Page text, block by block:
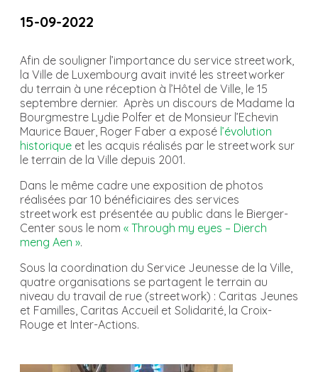
15-09-2022
Afin de souligner l’importance du service streetwork,
la Ville de Luxembourg avait invité les streetworker
du terrain à une réception à l’Hôtel de Ville, le 15
septembre dernier. Après un discours de Madame la
Bourgmestre Lydie Polfer et de Monsieur l’Echevin
Maurice Bauer, Roger Faber a exposé l’évolution
historique et les acquis réalisés par le streetwork sur
le terrain de la Ville depuis 2001.
Dans le même cadre une exposition de photos
réalisées par 10 bénéficiaires des services
streetwork est présentée au public dans le Bierger-
Center sous le nom « Through my eyes – Dierch
meng Aen ».
Sous la coordination du Service Jeunesse de la Ville,
quatre organisations se partagent le terrain au
niveau du travail de rue (streetwork) : Caritas Jeunes
et Familles, Caritas Accueil et Solidarité, la Croix-
Rouge et Inter-Actions.